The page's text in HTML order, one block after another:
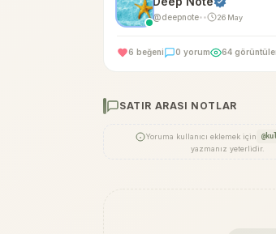
@deepnote• • 26 May
6 beğeni 0 yorum 64
SATIR ARASI NOTLAR
Yoruma kullanıcı eklemek için
yazmanız yeterlidir.